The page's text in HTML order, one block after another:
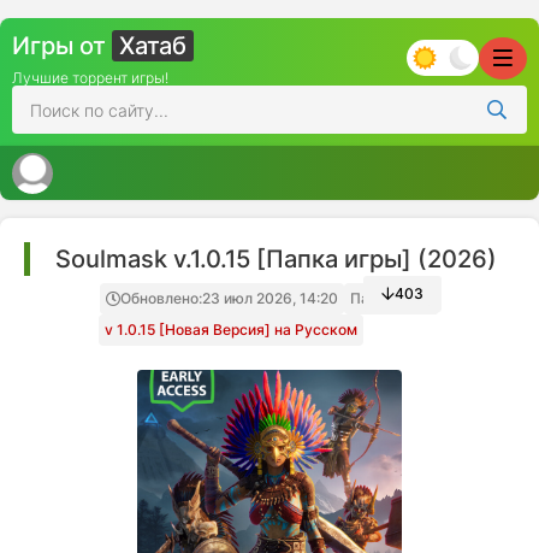
Игры от Хатаб
Лучшие торрент игры!
Soulmask v.1.0.15 [Папка игры] (2026)
Обновлено:23 июл 2026, 14:20
Папка игры
v 1.0.15 [Новая Версия] на Русском
403